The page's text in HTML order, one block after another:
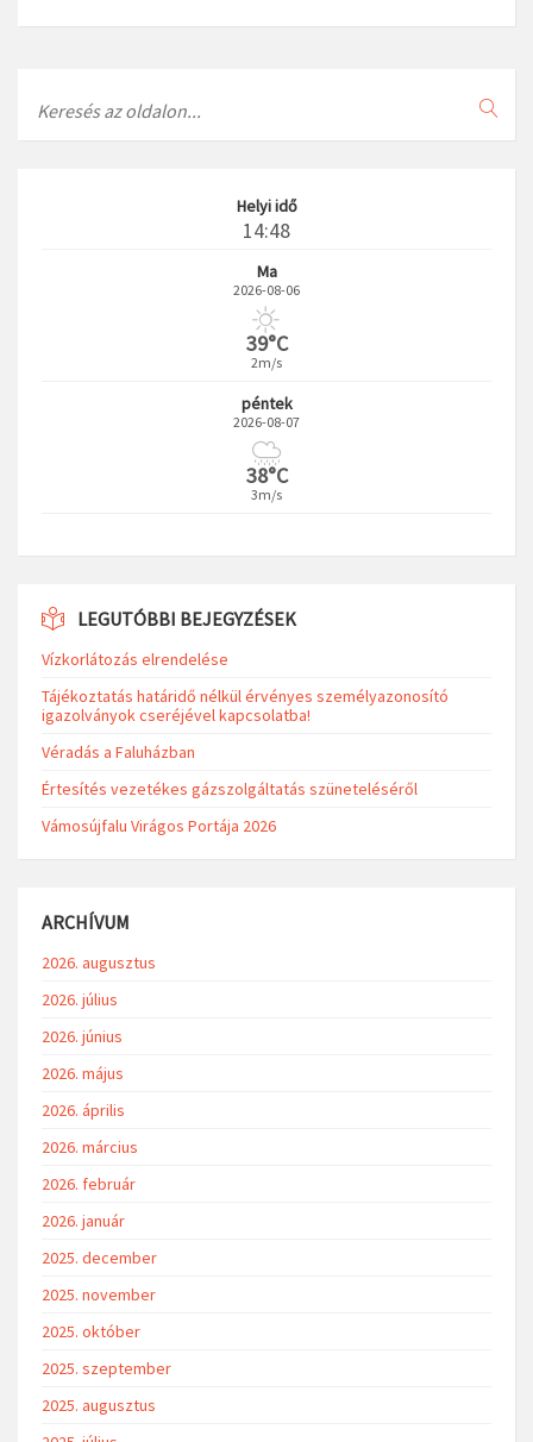
Helyi idő
14:48
Ma
2026-08-06
39°C
2m/s
péntek
2026-08-07
38°C
3m/s
LEGUTÓBBI BEJEGYZÉSEK
Vízkorlátozás elrendelése
Tájékoztatás határidő nélkül érvényes személyazonosító
igazolványok cseréjével kapcsolatba!
Véradás a Faluházban
Értesítés vezetékes gázszolgáltatás szüneteléséről
Vámosújfalu Virágos Portája 2026
ARCHÍVUM
2026. augusztus
2026. július
2026. június
2026. május
2026. április
2026. március
2026. február
2026. január
2025. december
2025. november
2025. október
2025. szeptember
2025. augusztus